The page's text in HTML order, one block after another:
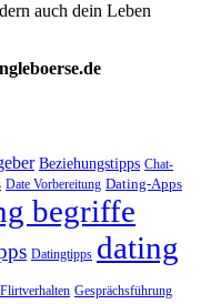
auch dein Leben
Beziehungstipps Chat-
Date Vorbereitung Dating-Apps
begriffe
Datingtipps dating
Flirtverhalten Gesprächsführung